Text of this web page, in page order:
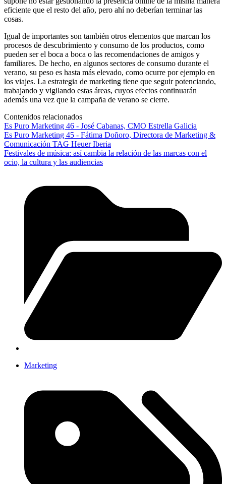
eficiente que el resto del año, pero ahí no deberían terminar las
cosas.
Igual de importantes son también otros elementos que marcan los
procesos de descubrimiento y consumo de los productos, como
pueden ser el boca a boca o las recomendaciones de amigos y
familiares. De hecho, en algunos sectores de consumo durante el
verano, su peso es hasta más elevado, como ocurre por ejemplo en
los viajes. La estrategia de marketing tiene que seguir potenciando,
trabajando y vigilando estas áreas, cuyos efectos continuarán
además una vez que la campaña de verano se cierre.
Contenidos relacionados
Es Puro Marketing 46 - José Cabanas, CMO Estrella Galicia
Es Puro Marketing 45 - Fátima Doñoro, Directora de Marketing &
Comunicación TAG Heuer Iberia
Festivales de música: así cambia la relación de las marcas con el
ocio, la cultura y las audiencias
Marketing